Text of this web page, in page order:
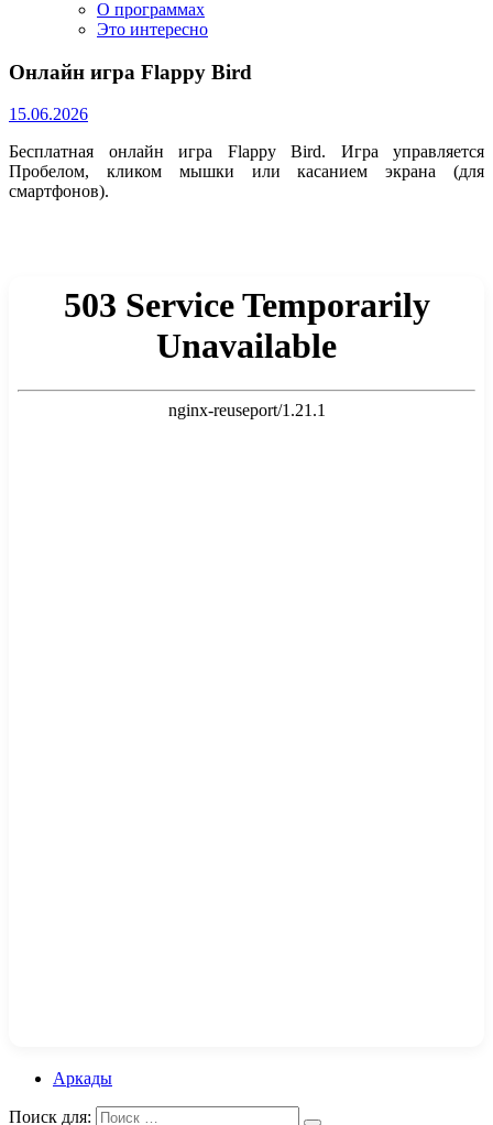
О программах
Это интересно
Онлайн игра Flappy Bird
15.06.2026
Бесплатная онлайн игра Flappy Bird. Игра управляется
Пробелом, кликом мышки или касанием экрана (для
смартфонов).
Аркады
Поиск для: